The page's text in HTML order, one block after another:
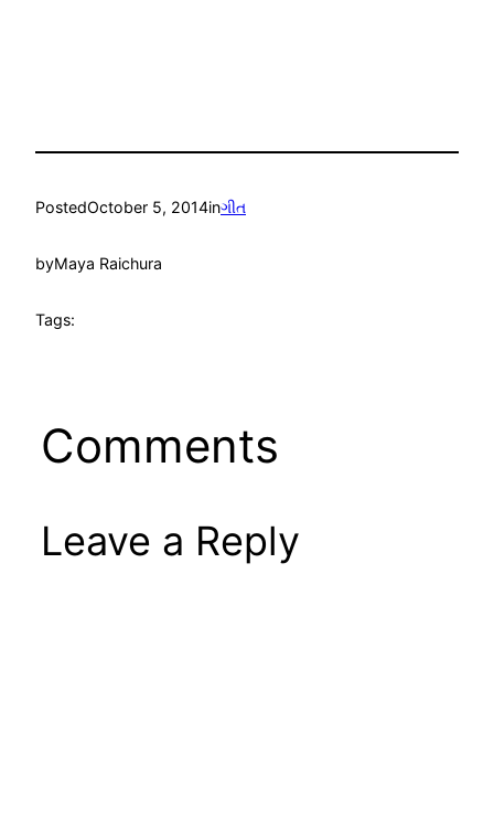
PostedOctober 5, 2014inગીત
byMaya Raichura
Tags:
Comments
Leave a Reply